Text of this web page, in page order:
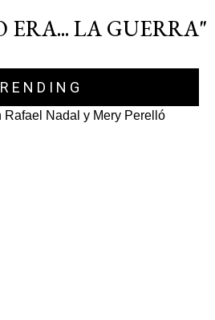
ERA... LA GUERRA"